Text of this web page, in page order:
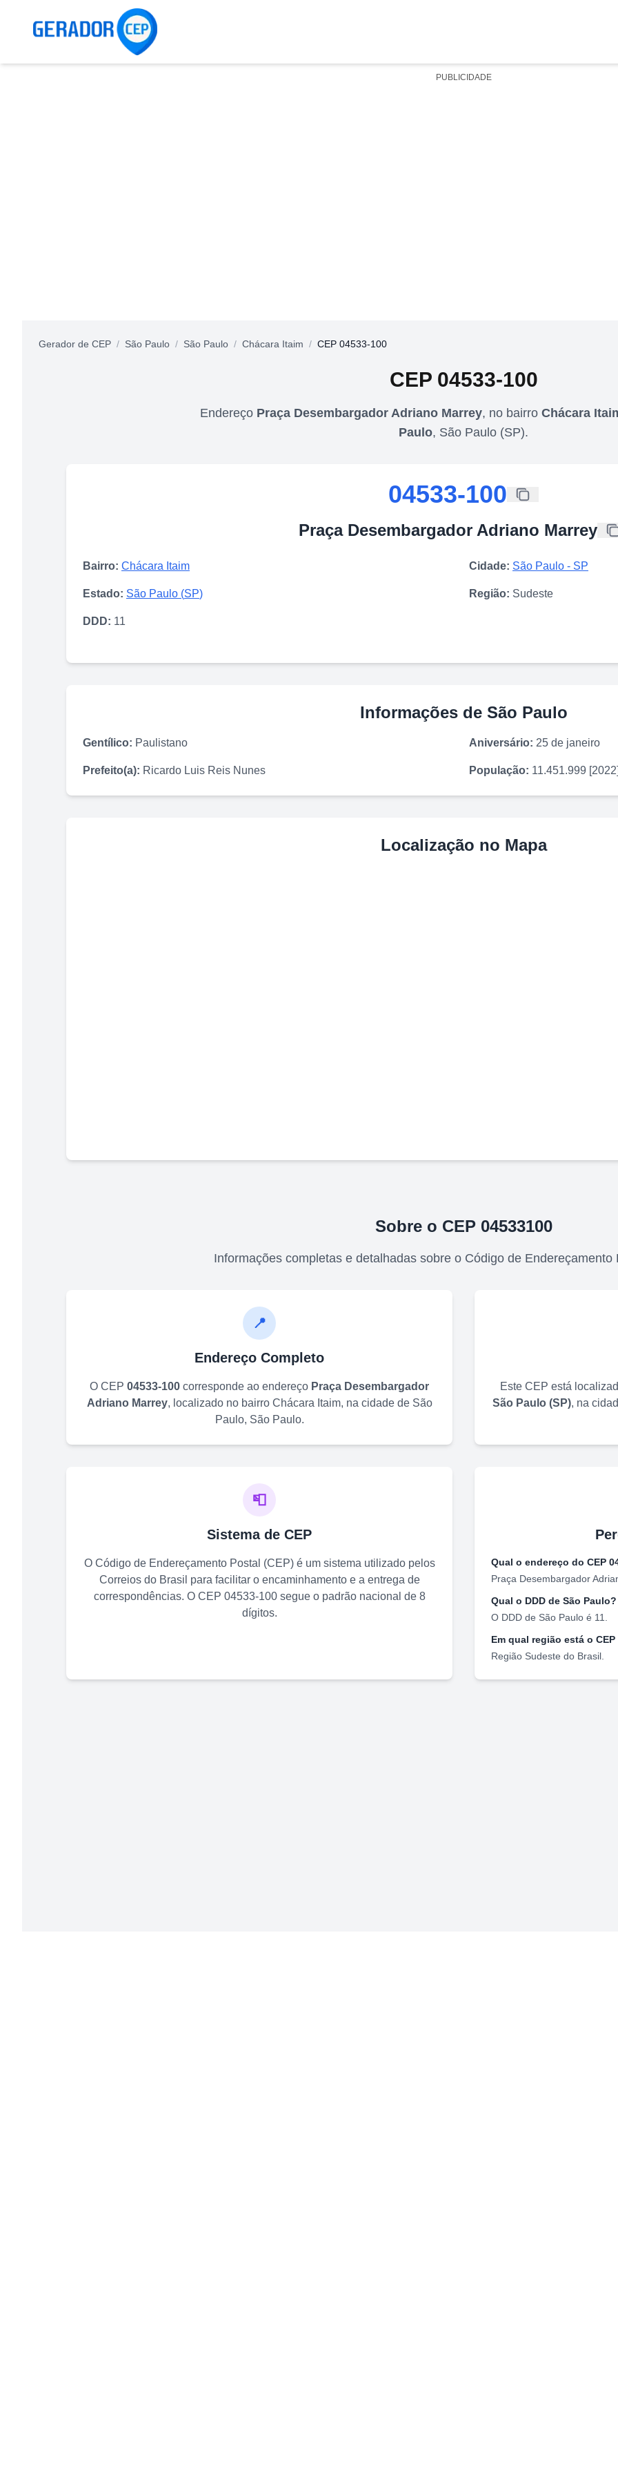
PUBLICIDADE
Gerador de CEP / São Paulo / São Paulo / Chácara Itaim / CEP 04533-100
CEP 04533-100
Endereço Praça Desembargador Adriano Marrey, no bairro Chácara
Paulo, São Paulo (SP).
04533-100
Praça Desembargador Adriano Marrey
Bairro: Chácara Itaim Cidade: São Paulo - SP
Estado: São Paulo (SP) Região: Sudeste
DDD: 11
Informações de São Paulo
Gentílico: Paulistano Aniversário: 25 de janeiro
Prefeito(a): Ricardo Luis Reis Nunes População: 11.451.999
Localização no Mapa
Sobre o CEP 04533100
Informações completas e detalhadas sobre o Código de
📍
Endereço Completo
O CEP 04533-100 corresponde ao endereço Praça Desembargador
Adriano Marrey, localizado no bairro Chácara Itaim, na cidade de São
Paulo, São Paulo.
Este CEP está
São Paulo (SP), na
📮
Sistema de CEP
O Código de Endereçamento Postal (CEP) é um sistema utilizado pelos
Correios do Brasil para facilitar o encaminhamento e a entrega de
correspondências. O CEP 04533-100segue o padrão nacional de 8
dígitos.
Qual o endereço do CEP
Praça Desembargador
Qual o DDD de São Paulo?
O DDD de São Paulo é 11
Em qual região está o CEP
Região Sudeste do Brasil.